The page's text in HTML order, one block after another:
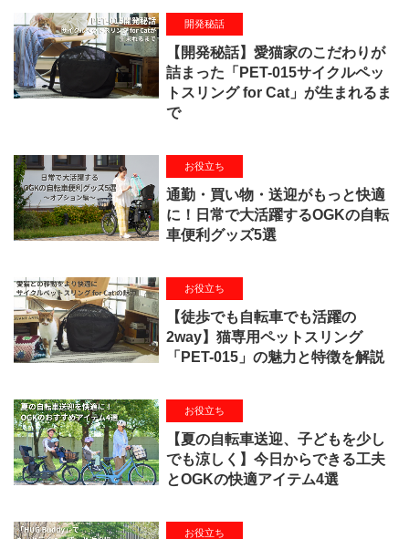
開発秘話
【開発秘話】愛猫家のこだわりが
詰まった「PET-015サイクルペッ
トスリング for Cat」が生まれるま
で
お役立ち
通勤・買い物・送迎がもっと快適
に！日常で大活躍するOGKの自転
車便利グッズ5選
お役立ち
【徒歩でも自転車でも活躍の
2way】猫専用ペットスリング
「PET-015」の魅力と特徴を解説
お役立ち
【夏の自転車送迎、子どもを少し
でも涼しく】今日からできる工夫
とOGKの快適アイテム4選
お役立ち